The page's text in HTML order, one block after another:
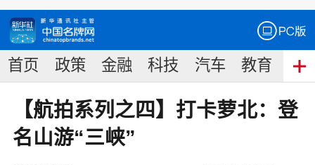
首页 政策 金融 科技 汽车 教育 食
【航拍系列之四】打卡萝北：登
名山游“三峡”